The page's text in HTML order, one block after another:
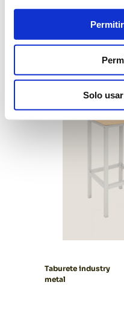
Solo
Taburete industry
metal